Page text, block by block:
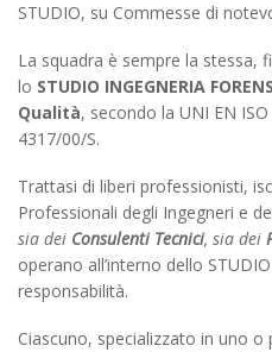
STUDIO, su Commesse di
La squadra è sempre la stessa,
lo STUDIO INGEGNERIA
Qualità, secondo la UNI EN
4317/00/S.
Trattasi di liberi professionisti,
Professionali degli Ingegneri e
sia dei Consulenti Tecnici, sia dei
operano all’interno dello
responsabilità.
Ciascuno, specializzato in uno o